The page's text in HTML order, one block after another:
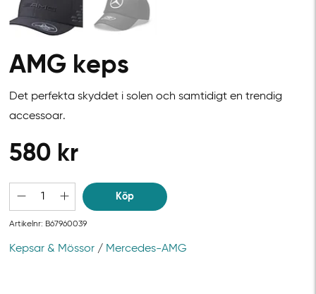
AMG keps
Det perfekta skyddet i solen och samtidigt en trendig
accessoar.
580 kr
Köp
Artikelnr: B67960039
Kepsar & Mössor / Mercedes-AMG